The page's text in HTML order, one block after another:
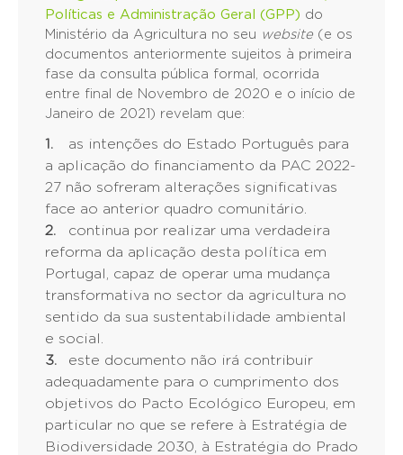
Políticas e Administração Geral (GPP) do
Ministério da Agricultura no seu website (e os
documentos anteriormente sujeitos à primeira
fase da consulta pública formal, ocorrida
entre final de Novembro de 2020 e o início de
Janeiro de 2021) revelam que:
as intenções do Estado Português para
a aplicação do financiamento da PAC 2022-
27 não sofreram alterações significativas
face ao anterior quadro comunitário.
continua por realizar uma verdadeira
reforma da aplicação desta política em
Portugal, capaz de operar uma mudança
transformativa no sector da agricultura no
sentido da sua sustentabilidade ambiental
e social.
este documento não irá contribuir
adequadamente para o cumprimento dos
objetivos do Pacto Ecológico Europeu, em
particular no que se refere à Estratégia de
Biodiversidade 2030, à Estratégia do Prado